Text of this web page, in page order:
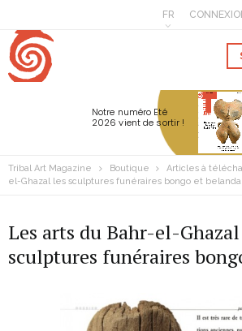
FR
Notre numéro Eté
2026 vient de sortir !
Tribal Art Magazine Boutique Articles à
el-Ghazal les sculptures funéraires bongo et belanda
Les arts du Bahr-el-
sculptures funéraires